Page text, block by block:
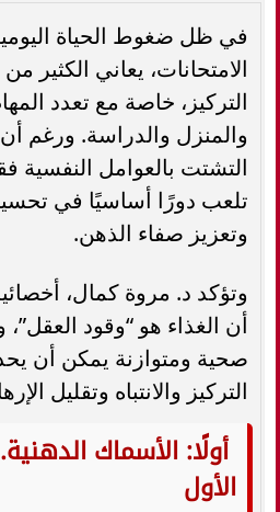
في ظل ضغوط الحياة
الامتحانات، يعاني
التركيز، خاصة مع تعدد
والمنزل والدراسة. ورغم
التشتت بالعوامل النفسية
تلعب دورًا أساسيًا في
وتعزيز صفاء الذهن.
وتؤكد د. مروة كمال، أخصائية
أن الغذاء هو “وقود
صحية ومتوازنة يمكن أن
التركيز والانتباه وتقليل
أولًا: الأسماك
الأول